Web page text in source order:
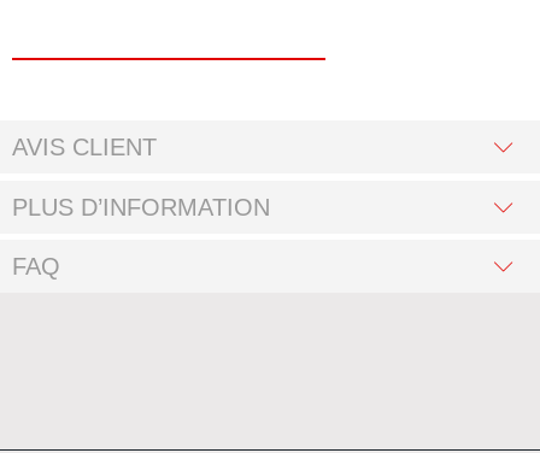
AVIS CLIENT
PLUS D’INFORMATION
FAQ